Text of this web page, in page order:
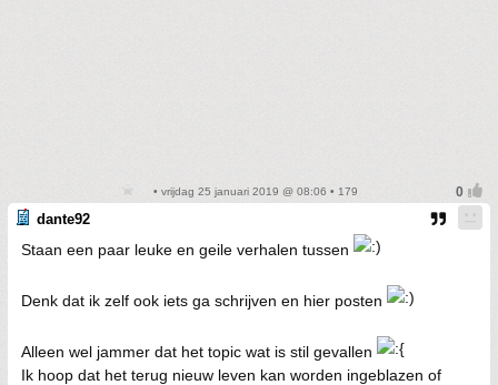
• vrijdag 25 januari 2019 @ 08:06 • 179
dante92
Staan een paar leuke en geile verhalen tussen
Denk dat ik zelf ook iets ga schrijven en hier posten
Alleen wel jammer dat het topic wat is stil gevallen
Ik hoop dat het terug nieuw leven kan worden ingeblazen of